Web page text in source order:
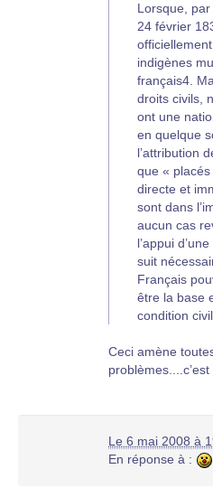
Lorsque, par
24 février
indigènes
français4.
droits civils,
ont une
en quelque
l’attribution
que «
directe et
sont dans
aucun cas
l’appui
suit
Français
être la base
condition
Ceci amène
problèmes....c’est
Le 6 mai 2008 à
En réponse à :